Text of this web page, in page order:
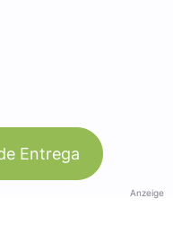
Entrega
Anzeige